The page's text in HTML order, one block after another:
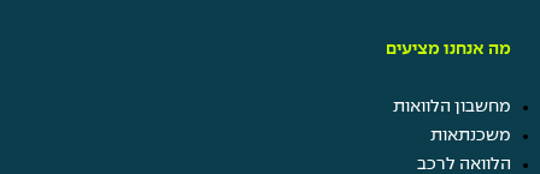
מה אנחנו מציעים
מחשבון הלוואות
משכנתאות
הלוואה לרכב